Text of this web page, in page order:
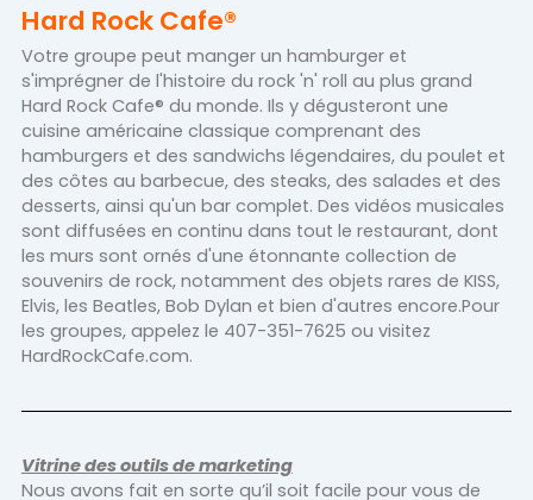
Hard Rock Cafe®
Votre groupe peut manger un hamburger et
s'imprégner de l'histoire du rock 'n' roll au plus grand
Hard Rock Cafe® du monde. Ils y dégusteront une
cuisine américaine classique comprenant des
hamburgers et des sandwichs légendaires, du poulet et
des côtes au barbecue, des steaks, des salades et des
desserts, ainsi qu'un bar complet. Des vidéos musicales
sont diffusées en continu dans tout le restaurant, dont
les murs sont ornés d'une étonnante collection de
souvenirs de rock, notamment des objets rares de KISS,
Elvis, les Beatles, Bob Dylan et bien d'autres encore.Pour
les groupes, appelez le 407-351-7625 ou visitez
HardRockCafe.com.
Vitrine des outils de marketing
Nous avons fait en sorte qu’il soit facile pour vous de